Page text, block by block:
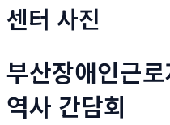
센터 사진
부산장애인근
역사 간담회